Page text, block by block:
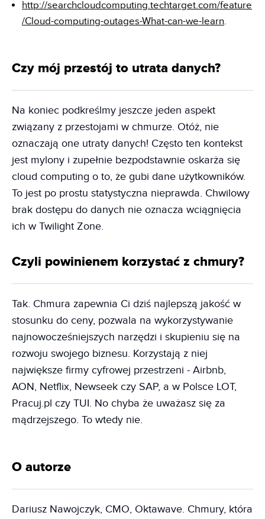
http://searchcloudcomputing.techtarget.com/feature
/Cloud-computing-outages-What-can-we-learn.
Czy mój przestój to utrata danych?
Na koniec podkreślmy jeszcze jeden aspekt
związany z przestojami w chmurze. Otóż, nie
oznaczają one utraty danych! Często ten kontekst
jest mylony i zupełnie bezpodstawnie oskarża się
cloud computing o to, że gubi dane użytkowników.
To jest po prostu statystyczna nieprawda. Chwilowy
brak dostępu do danych nie oznacza wciągnięcia
ich w Twilight Zone.
Czyli powinienem korzystać z chmury?
Tak. Chmura zapewnia Ci dziś najlepszą jakość w
stosunku do ceny, pozwala na wykorzystywanie
najnowocześniejszych narzędzi i skupieniu się na
rozwoju swojego biznesu. Korzystają z niej
największe firmy cyfrowej przestrzeni - Airbnb,
AON, Netflix, Newseek czy SAP, a w Polsce LOT,
Pracuj.pl czy TUI. No chyba że uważasz się za
mądrzejszego. To wtedy nie.
O autorze
Dariusz Nawojczyk, CMO, Oktawave. Chmury, która